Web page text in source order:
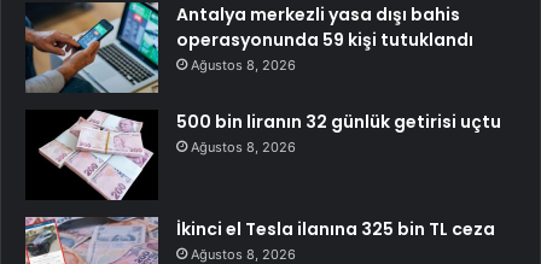
Antalya merkezli yasa dışı bahis
operasyonunda 59 kişi tutuklandı
Ağustos 8, 2026
500 bin liranın 32 günlük getirisi uçtu
Ağustos 8, 2026
İkinci el Tesla ilanına 325 bin TL ceza
Ağustos 8, 2026